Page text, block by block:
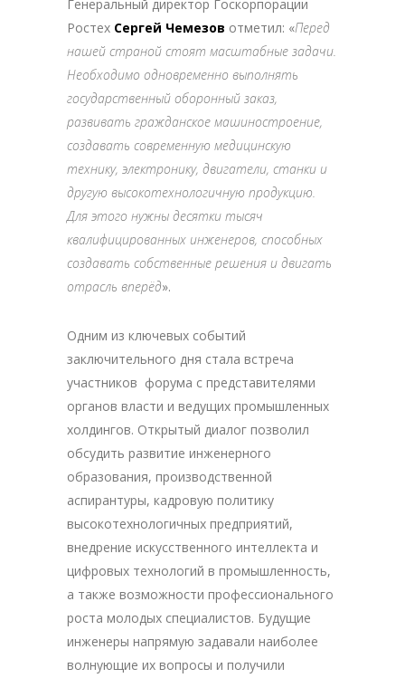
Генеральный директор Госкорпорации
Ростех Сергей Чемезов отметил: «Перед
нашей страной стоят масштабные задачи.
Необходимо одновременно выполнять
государственный оборонный заказ,
развивать гражданское машиностроение,
создавать современную медицинскую
технику, электронику, двигатели, станки и
другую высокотехнологичную продукцию.
Для этого нужны десятки тысяч
квалифицированных инженеров, способных
создавать собственные решения и двигать
отрасль вперёд».
Одним из ключевых событий
заключительного дня стала встреча
участников форума с представителями
органов власти и ведущих промышленных
холдингов. Открытый диалог позволил
обсудить развитие инженерного
образования, производственной
аспирантуры, кадровую политику
высокотехнологичных предприятий,
внедрение искусственного интеллекта и
цифровых технологий в промышленность,
а также возможности профессионального
роста молодых специалистов. Будущие
инженеры напрямую задавали наиболее
волнующие их вопросы и получили